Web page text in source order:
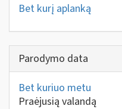
Bet kurį aplanką
Parodymo data
Bet kuriuo metu
Praėjusią valandą